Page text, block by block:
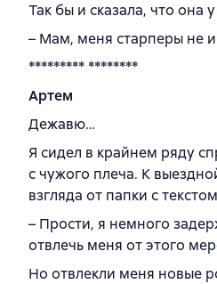
Так бы и сказала, что она
– Мам, меня старперы не
********* ********
Артем
Дежавю…
Я сидел в крайнем ряду
с чужого плеча. К
взгляда от папки с
– Прости, я немного
отвлечь меня от этого
Но отвлекли меня новые